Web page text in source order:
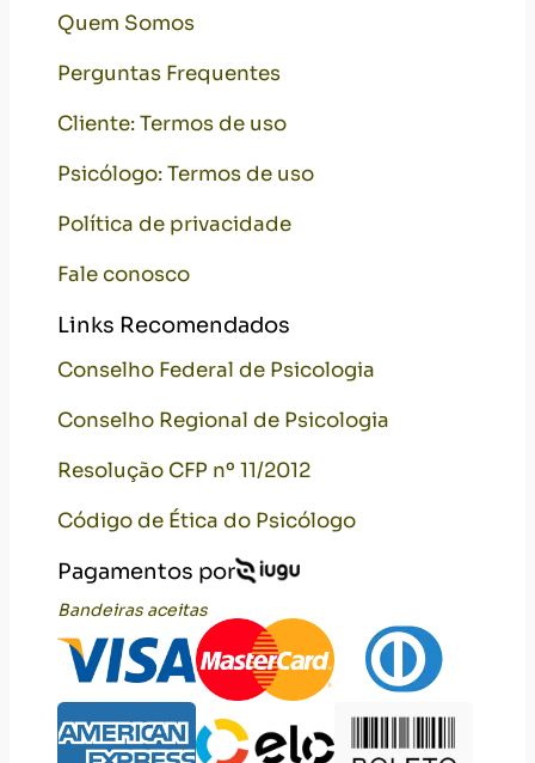
Quem Somos
Perguntas Frequentes
Cliente: Termos de uso
Psicólogo: Termos de uso
Política de privacidade
Fale conosco
Links Recomendados
Conselho Federal de Psicologia
Conselho Regional de Psicologia
Resolução CFP nº 11/2012
Código de Ética do Psicólogo
Pagamentos por
Bandeiras aceitas